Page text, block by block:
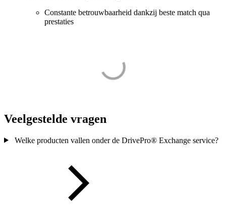
Constante betrouwbaarheid dankzij beste match qua
prestaties
Veelgestelde vragen
Welke producten vallen onder de DrivePro® Exchange service?